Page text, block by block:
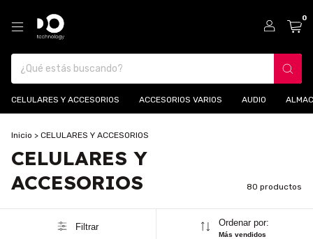
0
CELULARES Y ACCESORIOS ACCESORIOS VARIOS AUDIO
Inicio > CELULARES Y ACCESORIOS
CELULARES Y
ACCESORIOS
80 productos
Filtrar Ordenar por:
Más vendidos